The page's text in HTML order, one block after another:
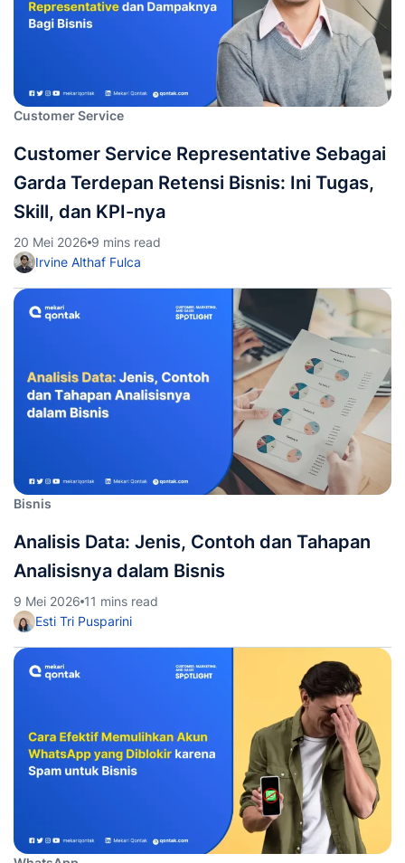
Customer Service
Customer Service Representative Sebagai
Garda Terdepan Retensi Bisnis: Ini Tugas,
Skill, dan KPI-nya
20 Mei 2026 9 mins read
Irvine Althaf Fulca
Bisnis
Analisis Data: Jenis, Contoh dan Tahapan
Analisisnya dalam Bisnis
9 Mei 2026 11 mins read
Esti Tri Pusparini